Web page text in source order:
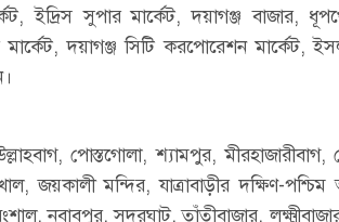
ইদ্রিস সুপার মার্কেট, দয়াগঞ্জ বাজার,
মার্কেট, দয়াগঞ্জ সিটি করপোরেশন মার্কেট,
পোস্তগোলা, শ্যামপুর,
জয়কালী মন্দির, যাত্রাবাড়ীর দক্ষিণ-পশ্চিম
নবাবপুর, সদরঘাট, তাঁতীবাজার,